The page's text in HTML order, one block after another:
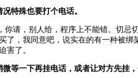
特殊也要打个电话。
你请，别人给，程序上不能错。切
了，我同意吧，说实在的有一种被
害了。
等一下再挂电话，或者让对方先挂，